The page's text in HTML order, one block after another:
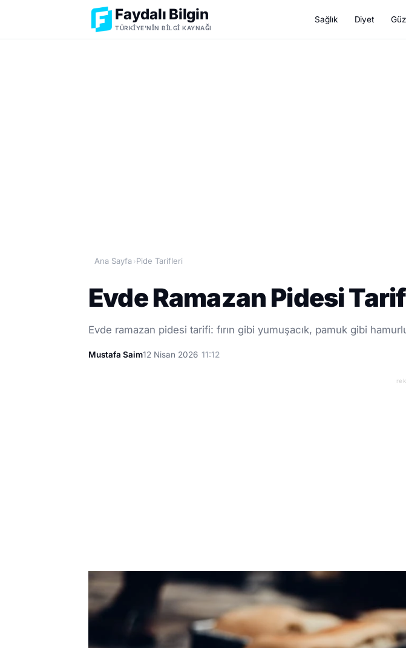
Faydalı Bilgin
TÜRKIYE'NIN BILGI KAYNAĞI
Sağlık Diyet
Ana Sayfa ›Pide Tarifleri
Evde Ramazan Pidesi
Evde ramazan pidesi tarifi: fırın gibi yumuşacık, pamuk gibi
Mustafa Saim12 Nisan 2026 11:12